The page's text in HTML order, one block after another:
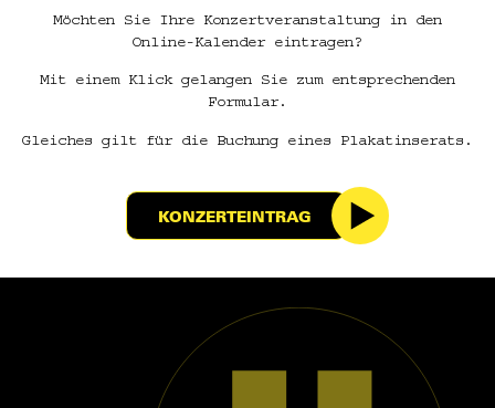
Möchten Sie Ihre Konzertveranstaltung in den
Online-Kalender eintragen?
Mit einem Klick gelangen Sie zum entsprechenden
Formular.
Gleiches gilt für die Buchung eines Plakatinserats.
KONZERTEINTRAG